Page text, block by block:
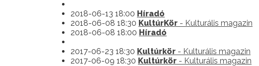
2018-06-13 18:00 Híradó
2018-06-08 18:30 KultúrKör - Kulturális magazin
2018-06-08 18:00 Híradó
2017-06-23 18:30 Kultúrkör - Kulturális magazin
2017-06-09 18:30 Kultúrkör - Kulturális magazin